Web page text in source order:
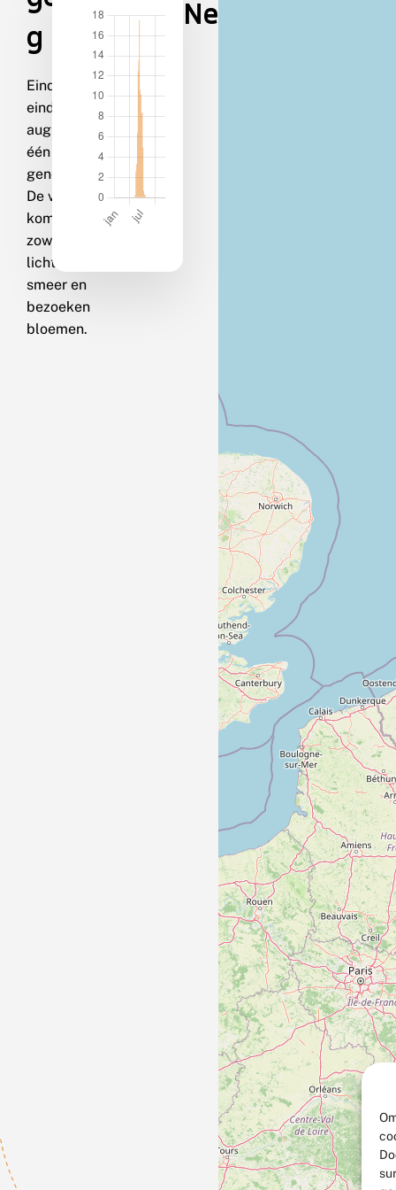
g
Eind mei-
eind
augustus in
één
generatie.
De vlinders
komen
zowel op
licht als op
smeer en
bezoeken
bloemen.
Nederland